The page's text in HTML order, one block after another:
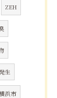
ZEH
生
浜市